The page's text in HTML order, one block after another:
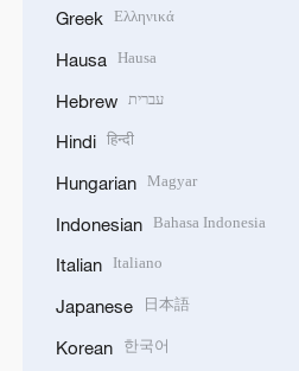
Greek Ελληνικά
Hausa Hausa
Hebrew עברית
Hindi हिन्दी
Hungarian Magyar
Indonesian Bahasa Indonesia
Italian Italiano
Japanese 日本語
Korean 한국어